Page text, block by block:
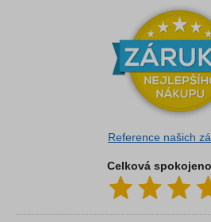
Reference našich
Celková